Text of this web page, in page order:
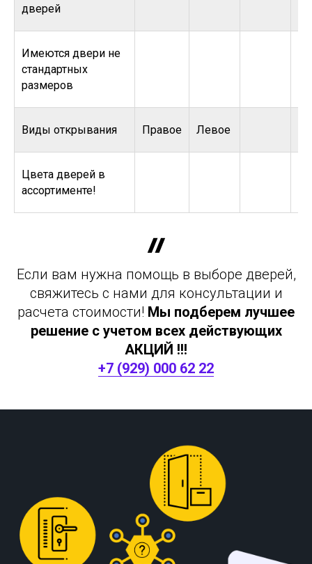
дверей
Имеются двери не
стандартных
размеров
Виды открывания Правое Левое
Цвета дверей в
ассортименте!
Если вам нужна помощь в выборе дверей,
свяжитесь с нами для консультации и
расчета стоимости! Мы подберем лучшее
решение с учетом всех действующих
АКЦИЙ !!!
+7 (929) 000 62 22